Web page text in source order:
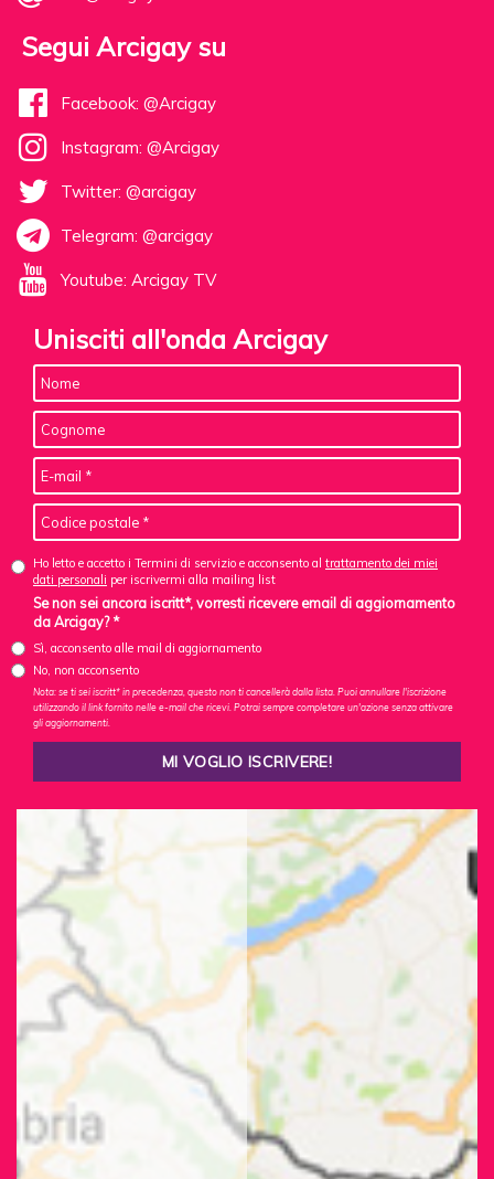
Segui Arcigay su
Facebook: @Arcigay
Instagram: @Arcigay
Twitter: @arcigay
Telegram: @arcigay
Youtube: Arcigay TV
Unisciti all'onda Arcigay
Ho letto e accetto i Termini di servizio e acconsento al trattamento dei miei
dati personali per iscrivermi alla mailing list
Se non sei ancora iscritt*, vorresti ricevere email di aggiornamento
da Arcigay? *
Sì, acconsento alle mail di aggiornamento
No, non acconsento
Nota: se ti sei iscritt* in precedenza, questo non ti cancellerà dalla lista. Puoi annullare l'iscrizione
utilizzando il link fornito nelle e-mail che ricevi. Potrai sempre completare un'azione senza attivare
gli aggiornamenti.